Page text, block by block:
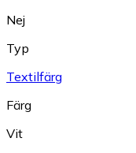
Nej
Typ
Textilfärg
Färg
Vit